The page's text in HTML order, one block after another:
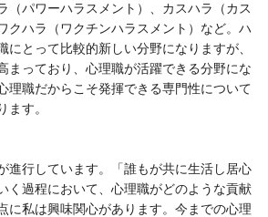
（パワーハラスメント）、カスハラ（カス
クハラ（ワクチンハラスメント）など。ハ
にとって比較的新しい分野になりますが、
まっており、心理職が活躍できる分野にな
理職だからこそ発揮できる専門性について
ます。
進行しています。「誰もが共に生活し居心
く過程において、心理職がどのような貢献
に私は興味関心があります。今までの心理